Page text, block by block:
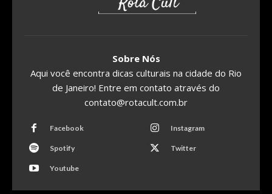
Sobre Nós
Aqui você encontra dicas culturais na cidade do Rio
de Janeiro! Entre em contato através do
contato@rotacult.com.br
Facebook Instagram
Spotify Twitter
Youtube